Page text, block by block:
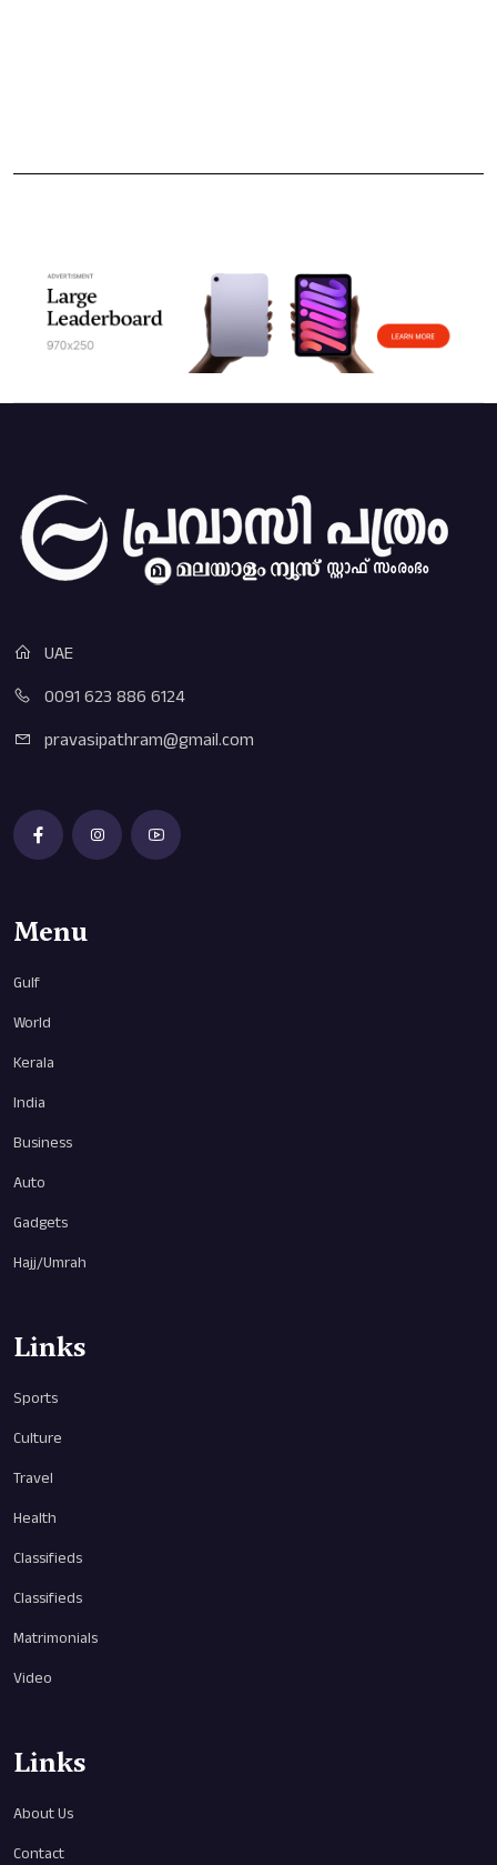
UAE
0091 623 886 6124
pravasipathram@gmail.com
Menu
Gulf
World
Kerala
India
Business
Auto
Gadgets
Hajj/Umrah
Links
Sports
Culture
Travel
Health
Classifieds
Classifieds
Matrimonials
Video
Links
About Us
Contact